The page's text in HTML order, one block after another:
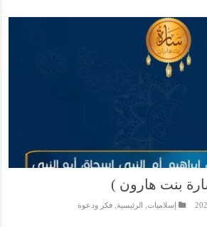
بنت هارون )
إسلاميات, الرئيسية فكر ودعوة